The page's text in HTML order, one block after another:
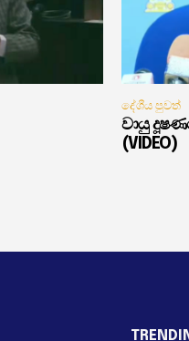
දේශීය පුවත්
වායු
(VIDEO)